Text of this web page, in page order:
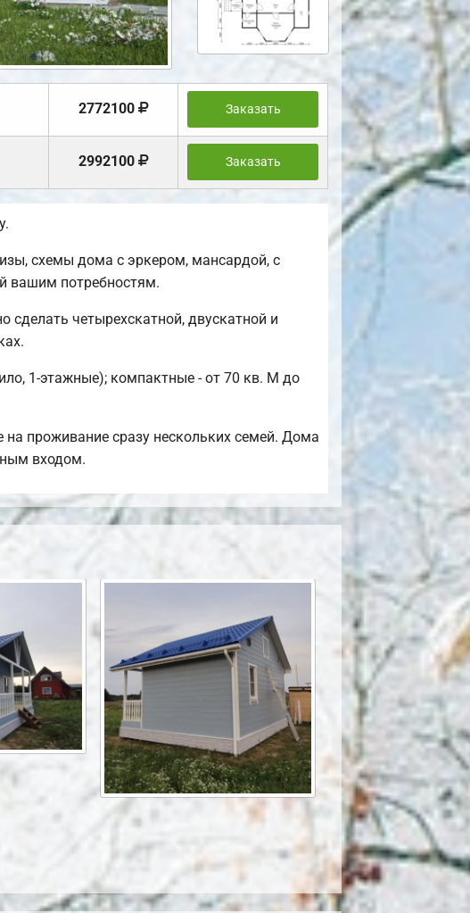
2772100 Заказать
2992100 Заказать
схемы дома с эркером, мансардой, с
вашим потребностям.
четырехскатной, двускатной и
1-этажные); компактные - от 70 кв. М до
проживание сразу нескольких семей. Дома
входом.